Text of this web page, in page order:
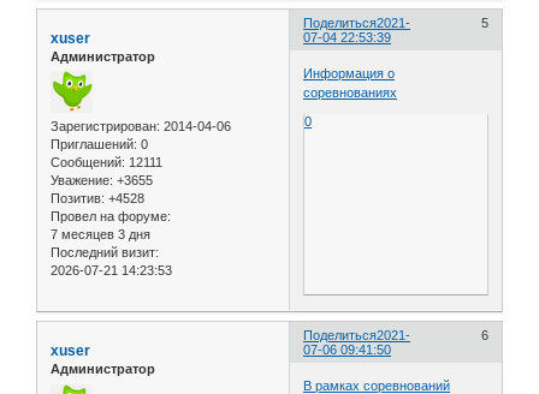
Поделиться 5
2021-
07-04 22:53:39
xuser
Администратор
Зарегистрирован: 2014-04-06
Приглашений: 0
Сообщений: 12111
Уважение: +3655
Позитив: +4528
Провел на форуме:
7 месяцев 3 дня
Последний визит:
2026-07-21 14:23:53
Информация о
соревнованиях
0
Поделиться 6
2021-
07-06 09:41:50
xuser
Администратор
В рамках соревнований